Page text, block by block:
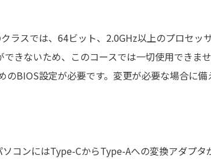
スでは、64ビット、2.0GHz以上のプロセッサ
きないため、このコースでは一切使用できませ
BIOS設定が必要です。変更が必要な場合に
ンにはType-CからType-Aへの変換アダプタ